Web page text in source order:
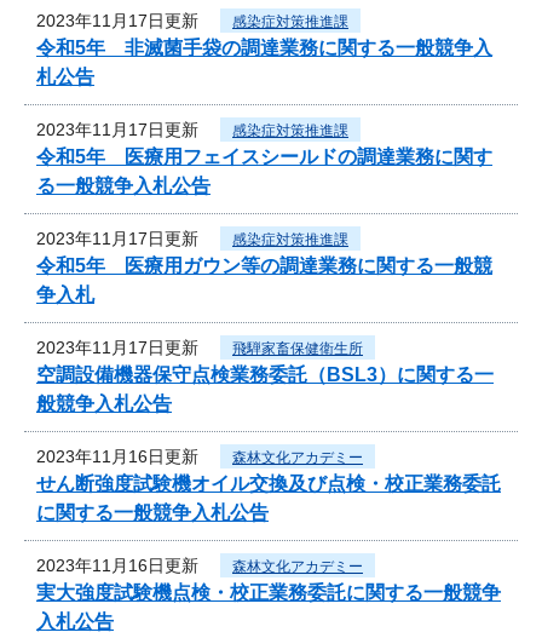
2023年11月17日更新 感染症対策推進課
令和5年 非滅菌手袋の調達業務に関する一般競争入
札公告
2023年11月17日更新 感染症対策推進課
令和5年 医療用フェイスシールドの調達業務に関す
る一般競争入札公告
2023年11月17日更新 感染症対策推進課
令和5年 医療用ガウン等の調達業務に関する一般競
争入札
2023年11月17日更新 飛騨家畜保健衛生所
空調設備機器保守点検業務委託（BSL3）に関する一
般競争入札公告
2023年11月16日更新 森林文化アカデミー
せん断強度試験機オイル交換及び点検・校正業務委託
に関する一般競争入札公告
2023年11月16日更新 森林文化アカデミー
実大強度試験機点検・校正業務委託に関する一般競争
入札公告